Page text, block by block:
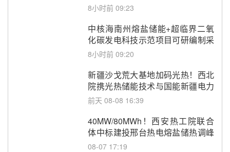
8小时前 09:23
中核海南州熔盐储能+超临界二氧
化碳发电科技示范项目可研编制采
购
8小时前 09:20
新疆沙戈荒大基地加码光热！西北
院携光热储能技术与国能新疆电力
深化战略合作
前天 08-08 16:39
40MW/80MWh！西安热工院联合
体中标建投邢台热电熔盐储热调峰
调频改造EPC项目
08-07 17:19